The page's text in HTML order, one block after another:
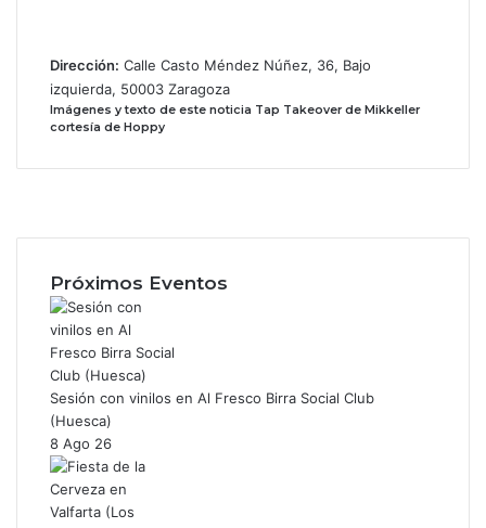
Dirección: Calle Casto Méndez Núñez, 36, Bajo
izquierda, 50003 Zaragoza
Imágenes y texto de este noticia Tap Takeover de Mikkeller
cortesía de Hoppy
Próximos Eventos
Sesión con vinilos en Al Fresco Birra Social Club
(Huesca)
8 Ago 26